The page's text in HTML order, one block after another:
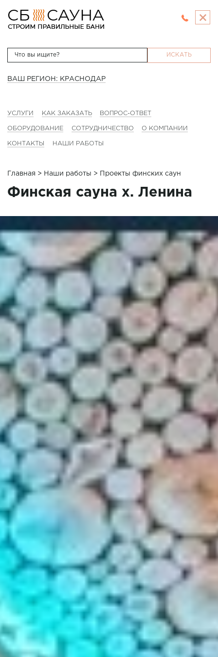
ИСКАТЬ
ВАШ РЕГИОН: КРАСНОДАР
УСЛУГИ КАК ЗАКАЗАТЬ ВОПРОС-ОТВЕТ
ОБОРУДОВАНИЕ СОТРУДНИЧЕСТВО О КОМПАНИИ
КОНТАКТЫ НАШИ РАБОТЫ
Главная > Наши работы > Проекты финских саун
Финская сауна х. Ленина